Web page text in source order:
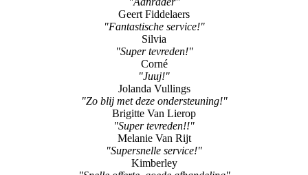
Geert Fiddelaers
"Fantastische service!"
Silvia
"Super tevreden!"
Corné
"Juuj!"
Jolanda Vullings
"Zo blij met deze ondersteuning!"
Brigitte Van Lierop
"Super tevreden!!"
Melanie Van Rijt
"Supersnelle service!"
Kimberley